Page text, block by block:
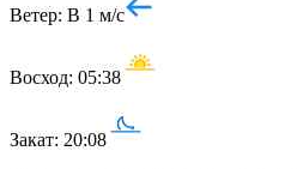
Ветер: В 1 м/с
Восход: 05:38
Закат: 20:08